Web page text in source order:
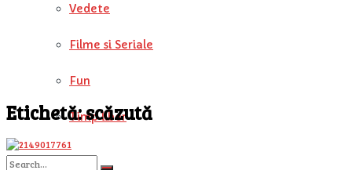
Vedete
Filme si Seriale
Fun
Timp liber
Etichetă:scăzută